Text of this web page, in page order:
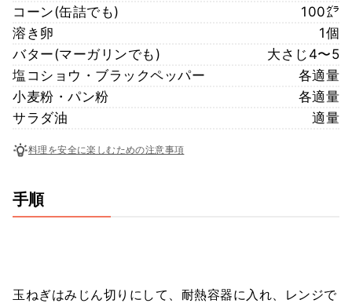
コーン(缶詰でも)
100㌘
溶き卵
1個
バター(マーガリンでも)
大さじ4〜5
塩コショウ・ブラックペッパー
各適量
小麦粉・パン粉
各適量
サラダ油
適量
料理を安全に楽しむための注意事項
手順
玉ねぎはみじん切りにして、耐熱容器に入れ、レンジで